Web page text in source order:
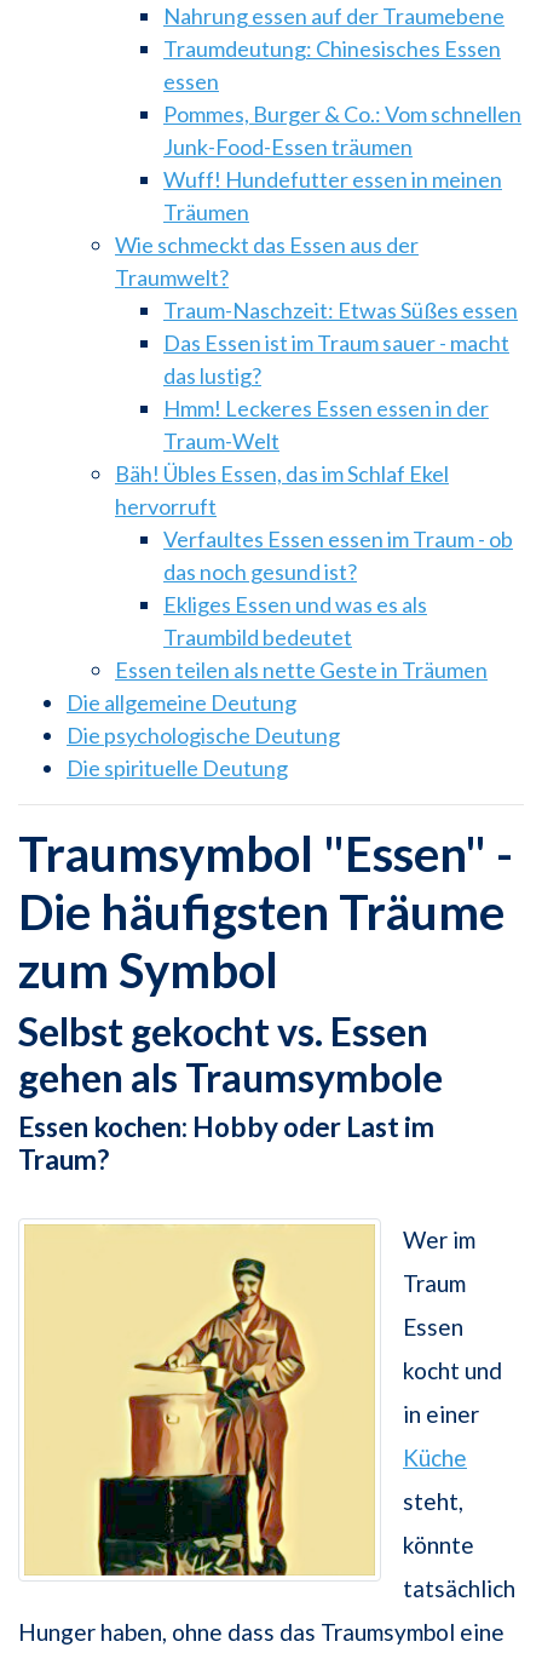
Nahrung essen auf der Traumebene
Traumdeutung: Chinesisches Essen
essen
Pommes, Burger & Co.: Vom schnellen
Junk-Food-Essen träumen
Wuff! Hundefutter essen in meinen
Träumen
Wie schmeckt das Essen aus der
Traumwelt?
Traum-Naschzeit: Etwas Süßes essen
Das Essen ist im Traum sauer - macht
das lustig?
Hmm! Leckeres Essen essen in der
Traum-Welt
Bäh! Übles Essen, das im Schlaf Ekel
hervorruft
Verfaultes Essen essen im Traum - ob
das noch gesund ist?
Ekliges Essen und was es als
Traumbild bedeutet
Essen teilen als nette Geste in Träumen
Die allgemeine Deutung
Die psychologische Deutung
Die spirituelle Deutung
Traumsymbol "Essen" -
Die häufigsten Träume
zum Symbol
Selbst gekocht vs. Essen
gehen als Traumsymbole
Essen kochen: Hobby oder Last im
Traum?
Wer im
Traum
Essen
kocht und
in einer
Küche
steht,
könnte
tatsächlich
Hunger haben, ohne dass das Traumsymbol eine